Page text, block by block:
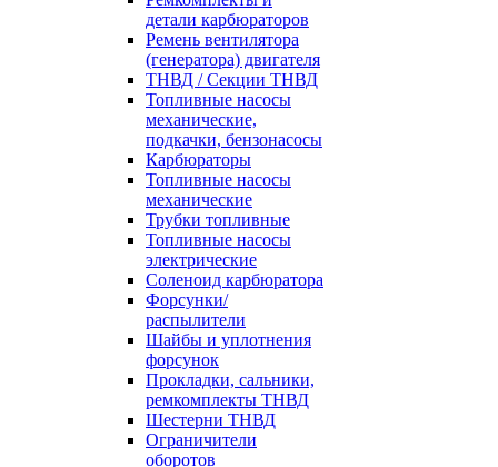
детали карбюраторов
Ремень вентилятора
(генератора) двигателя
ТНВД / Секции ТНВД
Топливные насосы
механические,
подкачки, бензонасосы
Карбюраторы
Топливные насосы
механические
Трубки топливные
Топливные насосы
электрические
Соленоид карбюратора
Форсунки/
распылители
Шайбы и уплотнения
форсунок
Прокладки, сальники,
ремкомплекты ТНВД
Шестерни ТНВД
Ограничители
оборотов